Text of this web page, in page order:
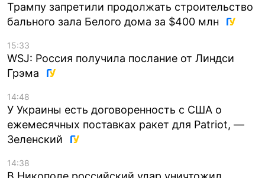
Трампу запретили продолжать строительство
бального зала Белого дома за $400 млн
15:33
WSJ: Россия получила послание от Линдси
Грэма
14:48
У Украины есть договоренность с США о
ежемесячных поставках ракет для Patriot, —
Зеленский
14:38